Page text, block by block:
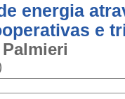
energia
e